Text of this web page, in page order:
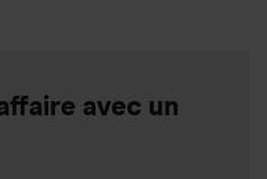
avec un